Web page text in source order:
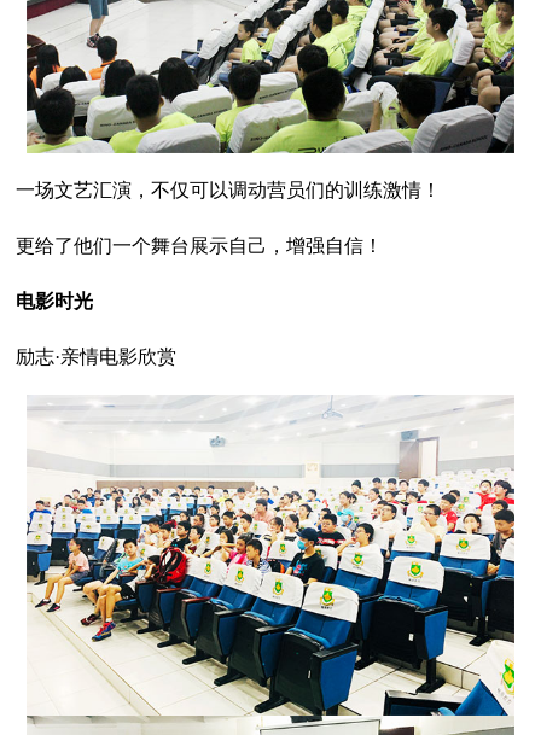
一场文艺汇演，不仅可以调动营员们的训练激情！
更给了他们一个舞台展示自己，增强自信！
电影时光
励志·亲情电影欣赏